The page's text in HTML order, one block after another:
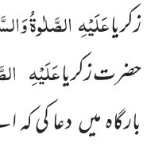
زکریاعَلَیْہِالصَّلٰوۃُ
حضرت زکریاعَلَیْہِ
بارگاہ میں دعا